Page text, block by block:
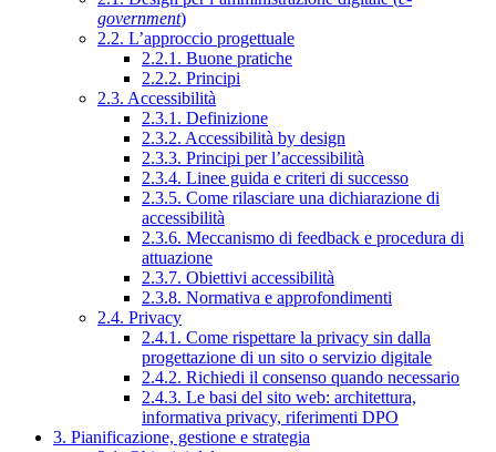
government)
2.2. L’approccio progettuale
2.2.1. Buone pratiche
2.2.2. Principi
2.3. Accessibilità
2.3.1. Definizione
2.3.2. Accessibilità by design
2.3.3. Principi per l’accessibilità
2.3.4. Linee guida e criteri di successo
2.3.5. Come rilasciare una dichiarazione di
accessibilità
2.3.6. Meccanismo di feedback e procedura di
attuazione
2.3.7. Obiettivi accessibilità
2.3.8. Normativa e approfondimenti
2.4. Privacy
2.4.1. Come rispettare la privacy sin dalla
progettazione di un sito o servizio digitale
2.4.2. Richiedi il consenso quando necessario
2.4.3. Le basi del sito web: architettura,
informativa privacy, riferimenti DPO
3. Pianificazione, gestione e strategia